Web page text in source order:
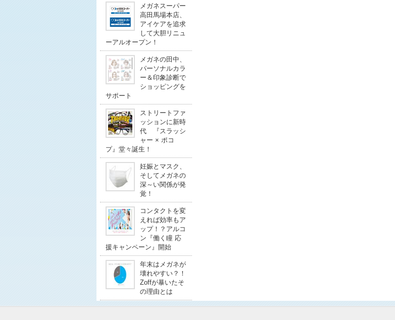
メガネスーパー
高田馬場本店、
アイケアを追求
して大胆リニュ
ーアルオープン！
メガネの田中、
パーソナルカラ
ー＆印象診断で
ショッピングを
サポート
ストリートファ
ッションに新時
代 『スラッシ
ャー × ポコ
プ』堂々誕生！
妊娠とマスク、
そしてメガネの
深～い関係が発
覚！
コンタクトを変
えれば効率もア
ップ！？アルコ
ン『働く瞳 応
援キャンペーン』開始
年末はメガネが
壊れやすい？！
Zoffが暴いたそ
の理由とは